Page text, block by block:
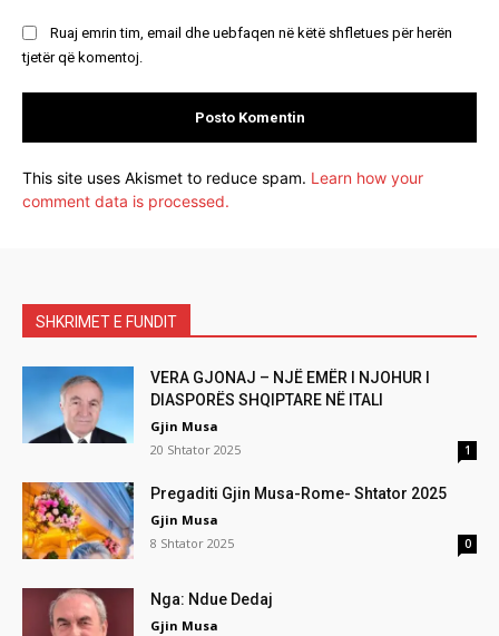
Ruaj emrin tim, email dhe uebfaqen në këtë shfletues për herën
tjetër që komentoj.
This site uses Akismet to reduce spam. Learn how your
comment data is processed.
SHKRIMET E FUNDIT
VERA GJONAJ – NJË EMËR I NJOHUR I
DIASPORËS SHQIPTARE NË ITALI
Gjin Musa
20 Shtator 2025
1
Pregaditi Gjin Musa-Rome- Shtator 2025
Gjin Musa
8 Shtator 2025
0
Nga: Ndue Dedaj
Gjin Musa